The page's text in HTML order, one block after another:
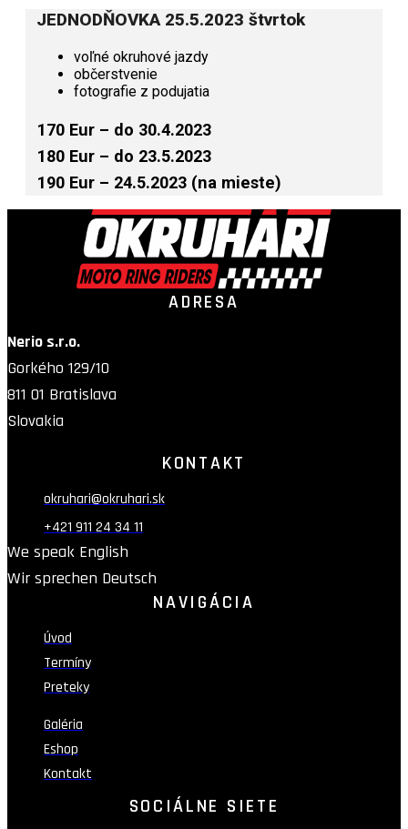
JEDNODŇOVKA 25.5.2023 štvrtok
voľné okruhové jazdy
občerstvenie
fotografie z podujatia
170 Eur – do 30.4.2023
180 Eur – do 23.5.2023
190 Eur – 24.5.2023 (na mieste)
ADRESA
Nerio s.r.o.
Gorkého 129/10
811 01 Bratislava
Slovakia
KONTAKT
okruhari@okruhari.sk
+421 911 24 34 11
We speak English
Wir sprechen Deutsch
NAVIGÁCIA
Úvod
Termíny
Preteky
Galéria
Eshop
Kontakt
SOCIÁLNE SIETE